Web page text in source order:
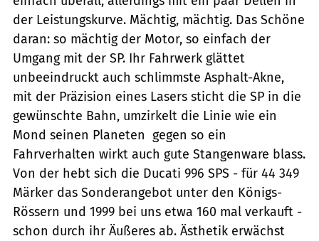
der Leistungskurve. Mächtig, mächtig. Das Schöne
daran: so mächtig der Motor, so einfach der
Umgang mit der SP. Ihr Fahrwerk glättet
unbeeindruckt auch schlimmste Asphalt-Akne,
mit der Präzision eines Lasers sticht die SP in die
gewünschte Bahn, umzirkelt die Linie wie ein
Mond seinen Planeten  gegen so ein
Fahrverhalten wirkt auch gute Stangenware blass.
Von der hebt sich die Ducati 996 SPS - für 44 349
Märker das Sonderangebot unter den Königs-
Rössern und 1999 bei uns etwa 160 mal verkauft -
schon durch ihr Äußeres ab. Ästhetik erwächst